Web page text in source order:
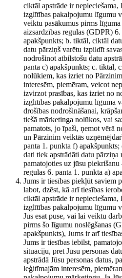
ciktāl apstrāde ir
izglītības pakalpojumu līgumu
veiktu pasākumus pirms
aizsardzības regulas (GDPR)
apakšpunkts; b. tiktāl, ciktāl
datu pārziņš varētu izpildīt
nodrošinot atbilstošu datu
panta c) apakšpunkts; c. tiktāl,
nolūkiem, kas izriet no
interesēm, piemēram, veicot
izvirzot prasības, kas izriet no
izglītības pakalpojumu līguma
drošības nodrošināšanai,
tiešā mārketinga nolūkos, vai
pamatots, jo īpaši, ņemot vērā
un Pārzinim veiktās
panta 1. punkta f)
dati tiek apstrādāti datu pārziņa
pamatojoties uz jūsu
regulas 6. panta 1. punkta a)
Jums ir tiesības piekļūt saviem
labot, dzēst, kā arī tiesības
ciktāl apstrāde ir
izglītības pakalpojumu līgumu
Jūs esat puse, vai lai veiktu
pirms šo līgumu noslēgšanas
apakšpunkts), Jums ir arī
Jums ir tiesības iebilst,
situāciju, pret Jūsu personas
apstrādā Jūsu personas datus,
leģitīmajām interesēm,